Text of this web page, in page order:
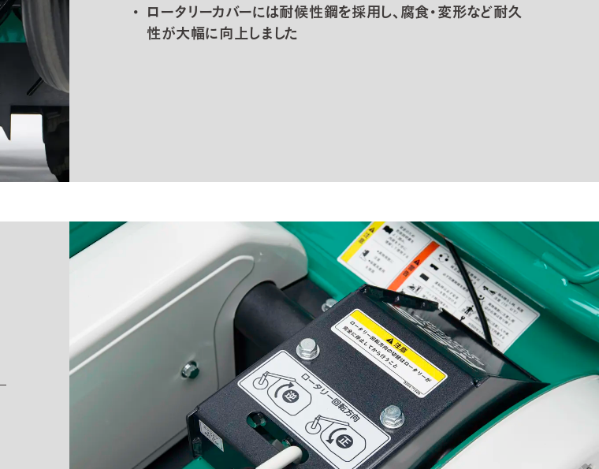
ロータリーカバーには耐候性鋼を採用し、腐食・変形など耐久
性が大幅に向上しました